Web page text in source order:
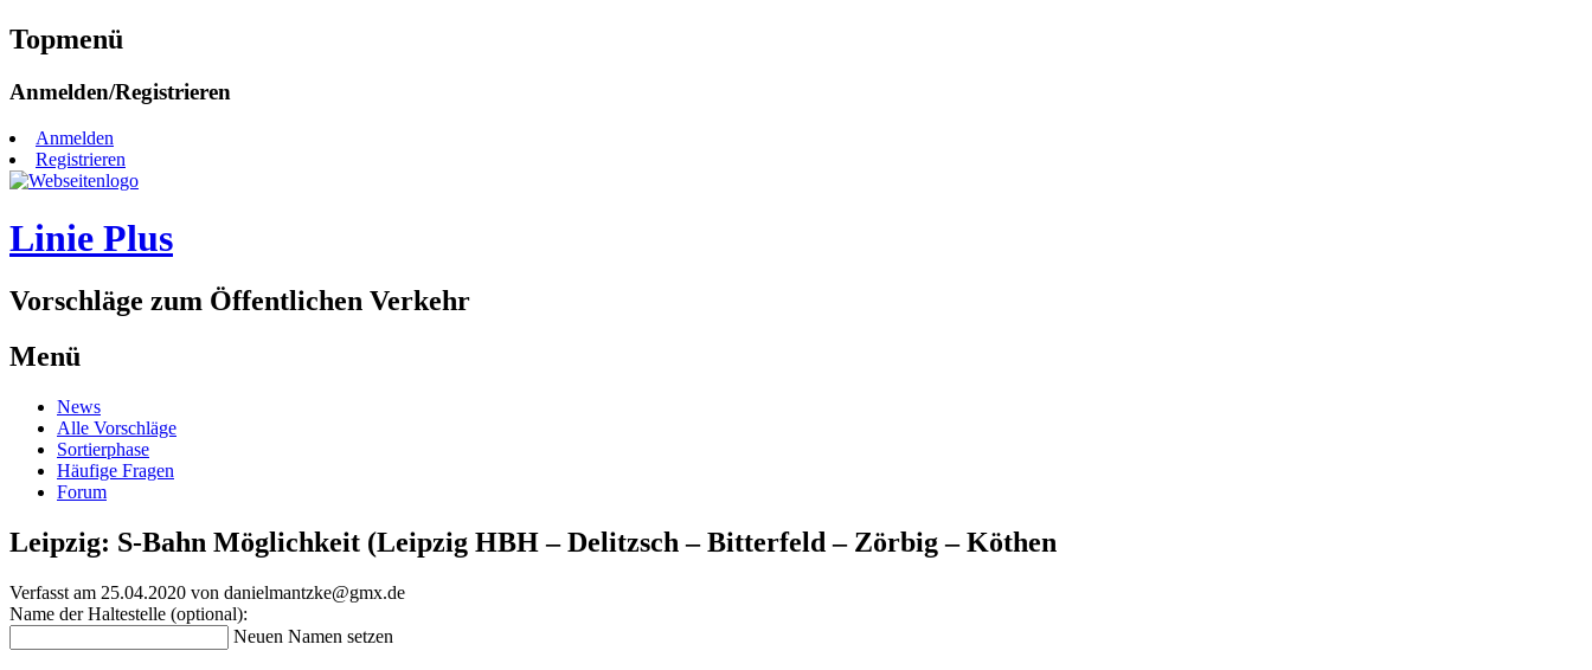
Topmenü
Zum
springen
Anmelden/Registrieren
Anmelden
Registrieren
Linie Plus
Vorschläge zum Öffentlichen Verkehr
Menü
Zum
Inhalt
springen
News
Alle Vorschläge
Sortierphase
Häufige Fragen
Forum
Leipzig: S-Bahn Möglichkeit (Leipzig HBH – Delitzsch – Bitterfeld – Zörbig – Köthen
Verfasst am 25.04.2020 von danielmantzke@gmx.de
Name der Haltestelle (optional):
Neuen Namen setzen